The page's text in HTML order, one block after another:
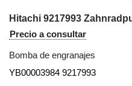
Precio a consultar
Bomba de engranajes
YB00003984 9217993